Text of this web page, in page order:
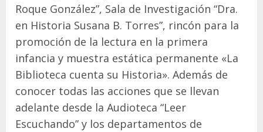
Roque González”, Sala de Investigación “Dra.
en Historia Susana B. Torres”, rincón para la
promoción de la lectura en la primera
infancia y muestra estática permanente «La
Biblioteca cuenta su Historia». Además de
conocer todas las acciones que se llevan
adelante desde la Audioteca “Leer
Escuchando” y los departamentos de